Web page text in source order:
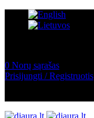
0 Norų sąrašas
Prisijungti / Registruotis